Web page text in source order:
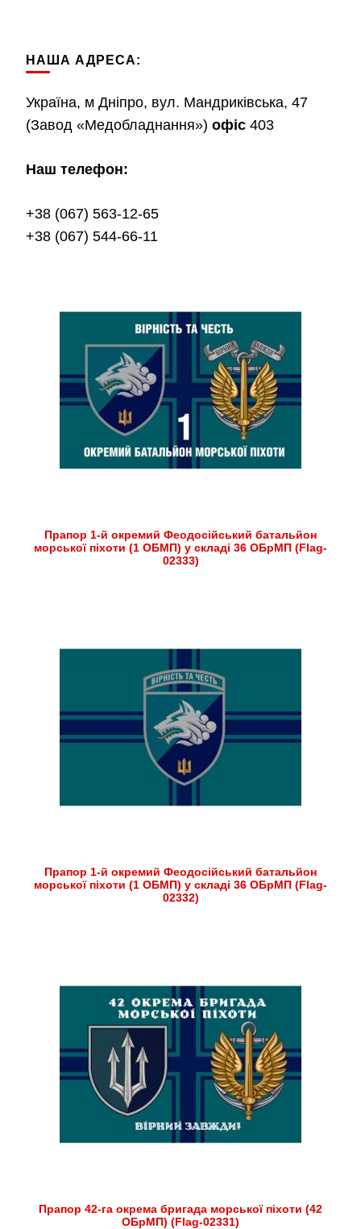
НАША АДРЕСА:
Україна, м Дніпро, вул. Мандриківська, 47
(Завод «Медобладнання») офіс 403
Наш телефон:
+38 (067) 563-12-65
+38 (067) 544-66-11
Прапор 1-й окремий Феодосійський батальйон
морської піхоти (1 ОБМП) у складі 36 ОБрМП (Flag-
02333)
Прапор 1-й окремий Феодосійський батальйон
морської піхоти (1 ОБМП) у складі 36 ОБрМП (Flag-
02332)
Прапор 42-га окрема бригада морської піхоти (42
ОБрМП) (Flag-02331)